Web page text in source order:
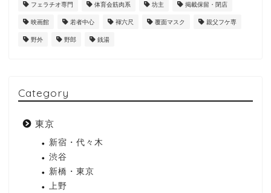
フェラチオ専門 体育会筋肉系 坊主 掲載保留・閉店
映画館 若者中心 褌六尺 覆面マスク 親父フケ専
野外 野郎 銭湯
Category
東京
新宿・代々木
渋谷
新橋・東京
上野